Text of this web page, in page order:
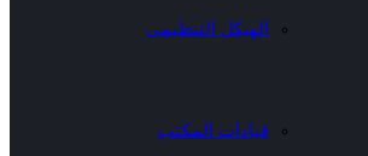
الهيكل التنظيمى
قيادات المكتب